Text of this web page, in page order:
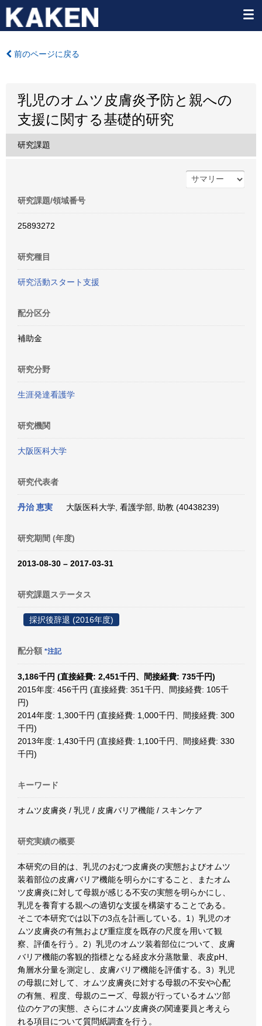
前のページに戻る
乳児のオムツ皮膚炎予防と親への
支援に関する基礎的研究
研究課題
研究課題/領域番号
25893272
研究種目
研究活動スタート支援
配分区分
補助金
研究分野
生涯発達看護学
研究機関
大阪医科大学
研究代表者
丹治 恵実 大阪医科大学, 看護学部, 助教 (40438239)
研究期間 (年度)
2013-08-30 – 2017-03-31
研究課題ステータス
採択後辞退 (2016年度)
配分額 *注記
3,186千円 (直接経費: 2,451千円、間接経費: 735千円)
2015年度: 456千円 (直接経費: 351千円、間接経費: 105千
円)
2014年度: 1,300千円 (直接経費: 1,000千円、間接経費: 300
千円)
2013年度: 1,430千円 (直接経費: 1,100千円、間接経費: 330
千円)
キーワード
オムツ皮膚炎 / 乳児 / 皮膚バリア機能 / スキンケア
研究実績の概要
本研究の目的は、乳児のおむつ皮膚炎の実態およびオムツ
装着部位の皮膚バリア機能を明らかにすること、またオム
ツ皮膚炎に対して母親が感じる不安の実態を明らかにし、
乳児を養育する親への適切な支援を構築することである。
そこで本研究では以下の3点を計画している。1）乳児のオ
ムツ皮膚炎の有無および重症度を既存の尺度を用いて観
察、評価を行う。2）乳児のオムツ装着部位について、皮膚
バリア機能の客観的指標となる経皮水分蒸散量、表皮pH、
角層水分量を測定し、皮膚バリア機能を評価する。3）乳児
の母親に対して、オムツ皮膚炎に対する母親の不安や心配
の有無、程度、母親のニーズ、母親が行っているオムツ部
位のケアの実態、さらにオムツ皮膚炎の関連要員と考えら
れる項目について質問紙調査を行う。